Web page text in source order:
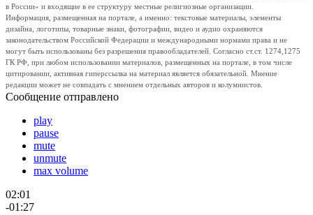
в России» и входящие в ее структуру местные религиозные организации.
Информация, размещенная на портале, а именно: текстовые материалы, элементы
дизайна, логотипы, товарные знаки, фотографии, видео и аудио охраняются
законодательством Российской Федерации и международными нормами права и не
могут быть использованы без разрешения правообладателей. Согласно ст.ст. 1274,1275
ГК РФ, при любом использовании материалов, размещенных на портале, в том числе
цитировании, активная гиперссылка на материал является обязательной. Мнение
редакции может не совпадать с мнением отдельных авторов и колумнистов.
Сообщение отправлено
play
pause
mute
unmute
max volume
02:01
-01:27